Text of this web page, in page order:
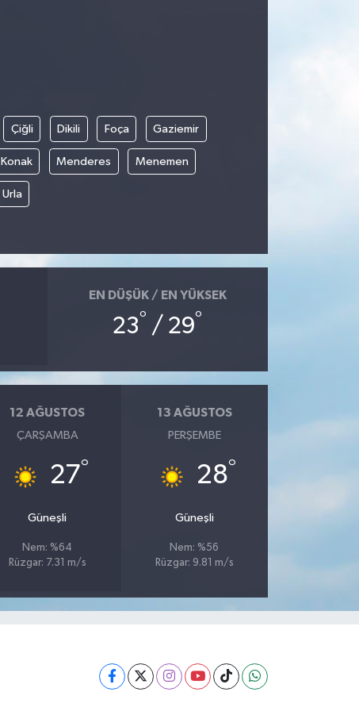
Çiğli Dikili Foça Gaziemir
Konak Menderes Menemen
Urla
EN DÜŞÜK / EN YÜKSEK
23° / 29°
12 AĞUSTOS
ÇARŞAMBA
27°
Güneşli
Nem: %64
Rüzgar: 7.31 m/s
13 AĞUSTOS
PERŞEMBE
28°
Güneşli
Nem: %56
Rüzgar: 9.81 m/s